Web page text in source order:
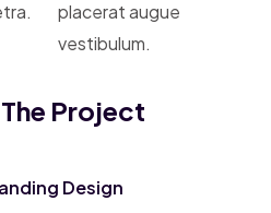
placerat augue
vestibulum.
Project
Design